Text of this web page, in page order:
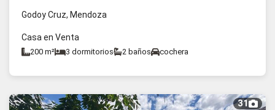
Godoy Cruz, Mendoza
Casa en Venta
200 m² 3 dormitorios 2 baños cochera
31